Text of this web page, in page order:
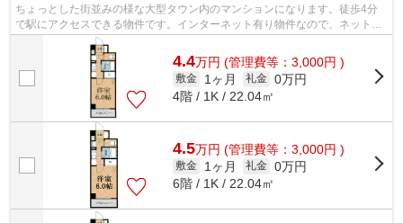
ちょっとした街並みの様な大型タウン内のマンションになります。徒歩4分
で駅にアクセスできる物件です。インターネット有り物件なので、ネットを
よく使う方におすすめです。株式会社ネ...
4.4万円 (管理費等：3,000円 )
敷金 1ヶ月 礼金 0万円
4階 / 1K / 22.04㎡
4.5万円 (管理費等：3,000円 )
敷金 1ヶ月 礼金 0万円
6階 / 1K / 22.04㎡